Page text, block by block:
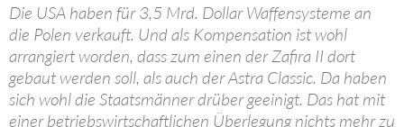
Die USA haben für 3,5 Mrd. Dollar Waffensysteme an
die Polen verkauft. Und als Kompensation ist wohl
arrangiert worden, dass zum einen der Zafira II dort
gebaut werden soll, als auch der Astra Classic. Da haben
sich wohl die Staatsmänner drüber geeinigt. Das hat mit
einer betriebswirtschaftlichen Überlegung nichts mehr zu